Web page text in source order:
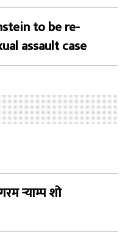
to be re-
assault case
र्‍याम्प शो